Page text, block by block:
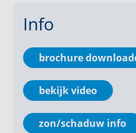
gemak zoeken.
Bijzonderheden:
- Energielabel A;
- Bouwjaar 1984 & ca. 116
- Perceeloppervlakte ca.
- Rustige en
- 10 zonnepanelen aan de
Info
brochure
bekijk video
zon/schaduw info